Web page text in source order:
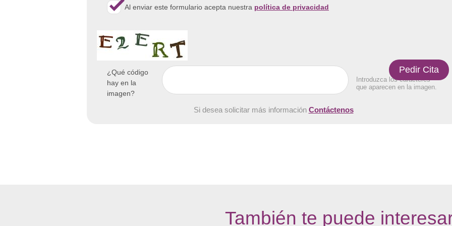
Al enviar este formulario acepta nuestra política de privacidad
¿Qué código
hay en la
imagen?
Introduzca los caracteres
que aparecen en la imagen.
Si desea solicitar más información Contáctenos
También te puede